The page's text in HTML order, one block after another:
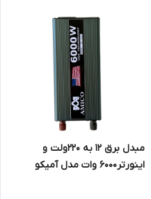
مبدل برق ۱۲ به ۲۲۰ولت و
اینورتر6000 وات مدل آمیکو